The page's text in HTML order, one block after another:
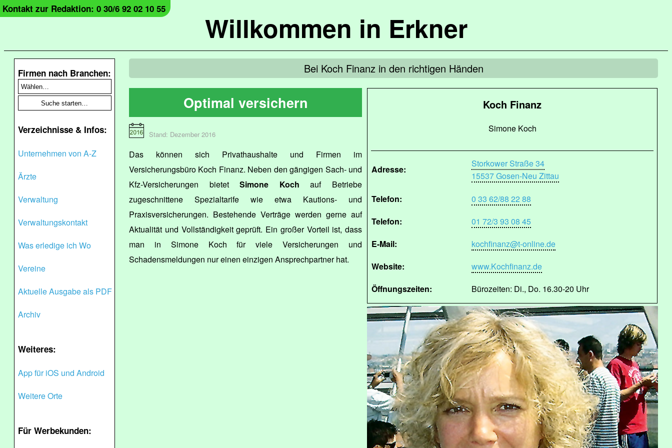
Willkommen in Erkner
Kontakt zur Redaktion: 0 30/6 92 02 10 55
Firmen nach Branchen:
Verzeichnisse & Infos:
Unternehmen von A-Z
Ärzte
Verwaltung
Verwaltungskontakt
Was erledige ich Wo
Vereine
Aktuelle Ausgabe als PDF
Archiv
Weiteres:
App für iOS und Android
Weitere Orte
Für Werbekunden:
Bei Koch Finanz in den richtigen Händen
Koch Finanz
Simone Koch
Adresse:
Storkower Straße 34
15537 Gosen-Neu Zittau
Telefon:
0 33 62/88 22 88
Telefon:
01 72/3 93 08 45
E-Mail:
kochfinanz@t-online.de
Website:
www.Kochfinanz.de
Öffnungszeiten:
Bürozeiten: Di., Do. 16.30-20 Uhr
Optimal versichern
Stand: Dezember 2016
Das können sich Privathaushalte und Firmen im
Versicherungsbüro Koch Finanz. Neben den gängigen Sach- und
Kfz-Versicherungen bietetSimone Koch auf Betriebe
zugeschnittene Spezialtarife wie etwa Kautions- und
Praxisversicherungen. Bestehende Verträge werden gerne auf
Aktualität und Vollständigkeit geprüft. Ein großer Vorteil ist, dass
man in Simone Koch für viele Versicherungen und
Schadensmeldungen nur einen einzigen Ansprechpartner hat.